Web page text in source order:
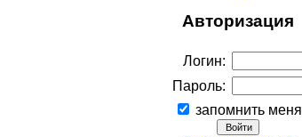
Авторизация
Логин:
Пароль:
запомнить меня